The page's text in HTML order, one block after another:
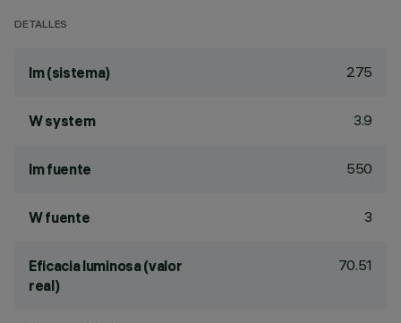
DETALLES
lm (sistema) 275
W system 3.9
lm fuente 550
W fuente 3
Eficacia luminosa (valor
real)
70.51